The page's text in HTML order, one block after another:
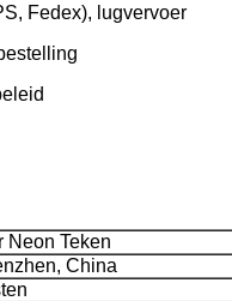
Fedex), lugvervoer
Neon Teken
China